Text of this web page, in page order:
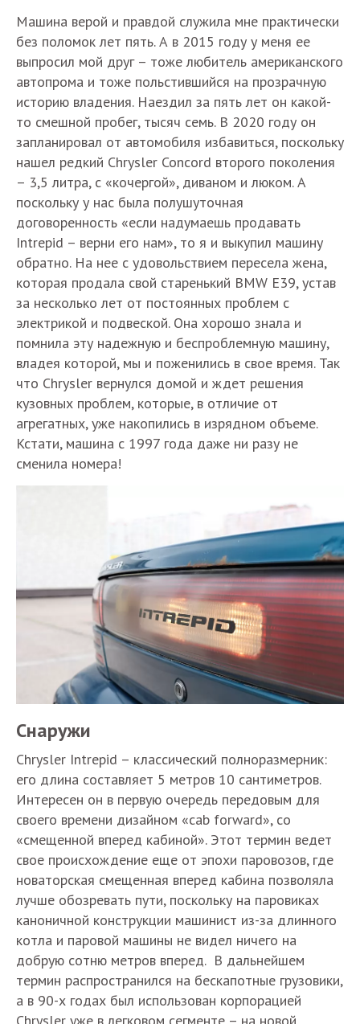
Машина верой и правдой служила мне практически
без поломок лет пять. А в 2015 году у меня ее
выпросил мой друг – тоже любитель американского
автопрома и тоже польстившийся на прозрачную
историю владения. Наездил за пять лет он какой-
то смешной пробег, тысяч семь. В 2020 году он
запланировал от автомобиля избавиться, поскольку
нашел редкий Chrysler Concord второго поколения
– 3,5 литра, с «кочергой», диваном и люком. А
поскольку у нас была полушуточная
договоренность «если надумаешь продавать
Intrepid – верни его нам», то я и выкупил машину
обратно. На нее с удовольствием пересела жена,
которая продала свой старенький BMW Е39, устав
за несколько лет от постоянных проблем с
электрикой и подвеской. Она хорошо знала и
помнила эту надежную и беспроблемную машину,
владея которой, мы и поженились в свое время. Так
что Chrysler вернулся домой и ждет решения
кузовных проблем, которые, в отличие от
агрегатных, уже накопились в изрядном объеме.
Кстати, машина с 1997 года даже ни разу не
сменила номера!
Снаружи
Chrysler Intrepid – классический полноразмерник:
его длина составляет 5 метров 10 сантиметров.
Интересен он в первую очередь передовым для
своего времени дизайном «cab forward», со
«смещенной вперед кабиной». Этот термин ведет
свое происхождение еще от эпохи паровозов, где
новаторская смещенная вперед кабина позволяла
лучше обозревать пути, поскольку на паровиках
каноничной конструкции машинист из-за длинного
котла и паровой машины не видел ничего на
добрую сотню метров вперед. В дальнейшем
термин распространился на бескапотные грузовики,
а в 90-х годах был использован корпорацией